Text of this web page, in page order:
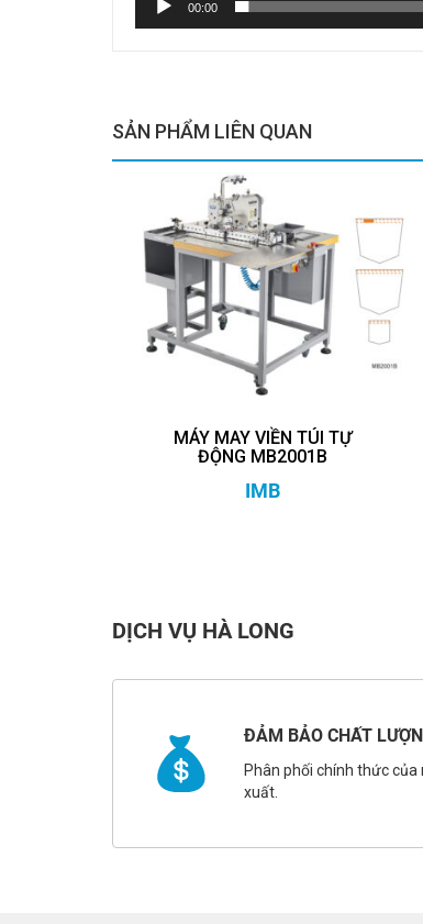
00:00
SẢN PHẨM LIÊN QUAN
MÁY MAY VIỀN TÚI TỰ
ĐỘNG MB2001B
IMB
DỊCH VỤ HÀ LONG
ĐẢM BẢO CHẤT
Phân phối chính thức của
xuất.